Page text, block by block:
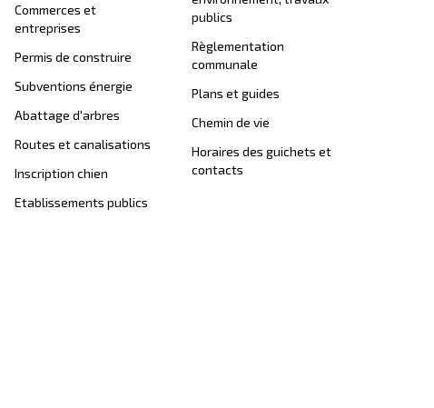
Commerces et
entreprises
Permis de construire
Subventions énergie
Abattage d'arbres
Routes et canalisations
Inscription chien
Etablissements publics
publics
Règlementation
communale
Plans et guides
Chemin de vie
Horaires des guichets et
contacts